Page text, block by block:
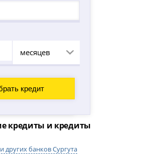
месяцев
кредиты и кредиты
других банков Сургута